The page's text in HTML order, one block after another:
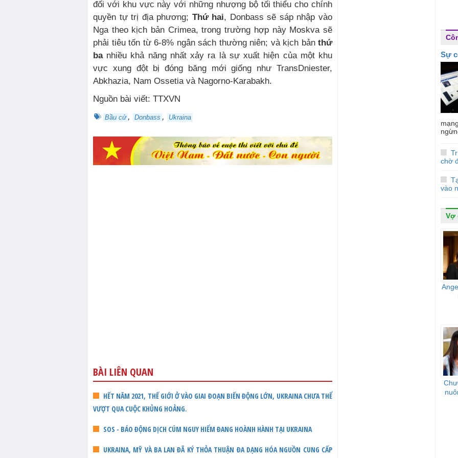
đối với khu vực này với những nhượng bộ tối thiểu cho chính
quyền tự trị địa phương; Thứ hai, Donbass sẽ sáp nhập vào
Nga theo kịch bản Crimea, trong trường hợp này Moskva sẽ
phải tiêu tốn từ 6-8% ngân sách thường niên; và kịch bảnthứ
banhiều khả năng nhất xảy ra là sự xuất hiện của một khu
vực xung đột bị đóng băng mới giống như TransDniester,
Abkhazia, Nam Ossetia và Nagorno-Karabakh.
Nguồn bài viết: TTXVN
Bầu cử , Donbass , Ukraina
BÀI LIÊN QUAN
HẾT NĂM 2021, THẾ GIỚI Ở VÀO GIAI ĐOẠN BIẾN ĐỘNG LỚN, UKRAINA CHƯA THỂ
VƯỢT QUA CUỘC KHỦNG HOẢNG.
SOS - BÁO ĐỘNG DỊCH CÚM NGUY HIỂM ĐANG HOÀNH HÀNH TẠI UKRAINA
UKRAINA, MỸ VÀ BA LAN ĐÃ KÝ THỎA THUẬN ĐA DẠNG HÓA NGUỒN CUNG CẤP
Sự
chờ
vào
Vợ